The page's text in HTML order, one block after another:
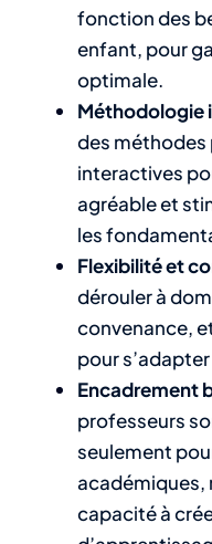
fonction des
enfant, pour
optimale.
Méthodologie
des méthodes
interactives
agréable et
les
Flexibilité et
dérouler à
convenance,
pour
Encadrement
professeurs
seulement
académiques,
capacité à